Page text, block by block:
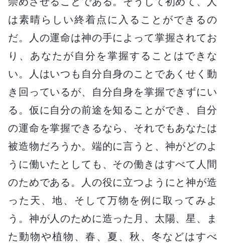
は素晴らしい終着点に入ることができるの
だ。人の運命は神の手によって掌握されてお
り、あなたが自分を掌握することはできな
い。人はいつも自分自身のことであくせく動
き回っているが、自分自身を掌握できずにい
る。仮に自分の前途を知ることができ、自分
の運命を掌握できるなら、それでもあなたは
被造物だろうか。端的に言うと、神がどのよ
うに働いたとしても、その働きはすべて人間
のためである。人の役に立つようにと神が造
った天、地、そして万物を例に取ってみよ
う。神が人のために造った月、太陽、星、ま
た動物や植物、春、夏、秋、冬などはすべ